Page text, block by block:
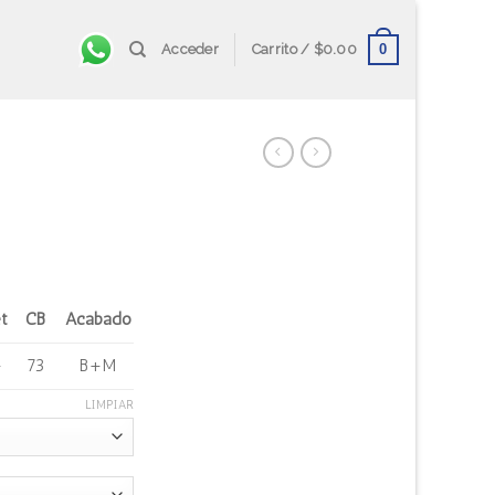
Acceder Carrito / $0.00 0
CB Acabado
73 B+M
LIMPIAR